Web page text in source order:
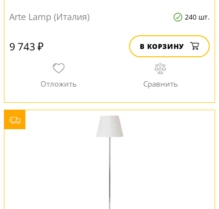
Arte Lamp (Италия) 240 шт.
9 743 ₽ В КОРЗИНУ